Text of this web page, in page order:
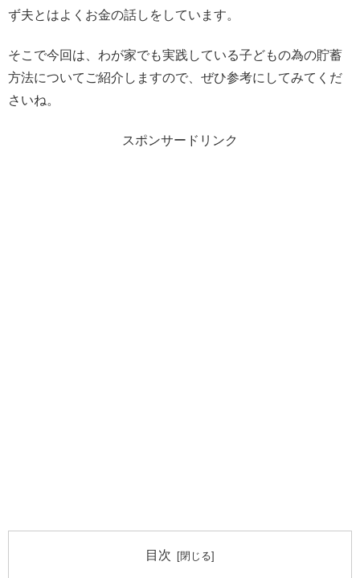
ず夫とはよくお金の話しをしています。
そこで今回は、わが家でも実践している子どもの為の貯蓄
方法についてご紹介しますので、ぜひ参考にしてみてくだ
さいね。
スポンサードリンク
目次